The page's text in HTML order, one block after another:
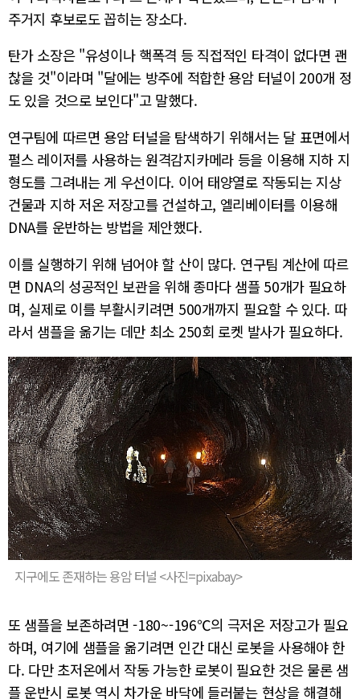
주거지 후보로도 꼽히는 장소다.
탄가 소장은 "유성이나 핵폭격 등 직접적인 타격이 없다면 괜
찮을 것"이라며 "달에는 방주에 적합한 용암 터널이 200개 정
도 있을 것으로 보인다"고 말했다.
연구팀에 따르면 용암 터널을 탐색하기 위해서는 달 표면에서
펄스 레이저를 사용하는 원격감지카메라 등을 이용해 지하 지
형도를 그려내는 게 우선이다. 이어 태양열로 작동되는 지상
건물과 지하 저온 저장고를 건설하고, 엘리베이터를 이용해
DNA를 운반하는 방법을 제안했다.
이를 실행하기 위해 넘어야 할 산이 많다. 연구팀 계산에 따르
면 DNA의 성공적인 보관을 위해 종마다 샘플 50개가 필요하
며, 실제로 이를 부활시키려면 500개까지 필요할 수 있다. 따
라서 샘플을 옮기는 데만 최소 250회 로켓 발사가 필요하다.
지구에도 존재하는 용암 터널 <사진=pixabay>
또 샘플을 보존하려면 -180~-196℃의 극저온 저장고가 필요
하며, 여기에 샘플을 옮기려면 인간 대신 로봇을 사용해야 한
다. 다만 초저온에서 작동 가능한 로봇이 필요한 것은 물론 샘
플 운반시 로봇 역시 차가운 바닥에 들러붙는 현상을 해결해